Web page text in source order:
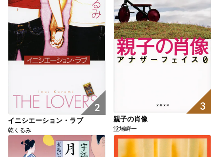
2
イニシエーション・ラブ
乾くるみ
3
親子の肖像
堂場瞬一